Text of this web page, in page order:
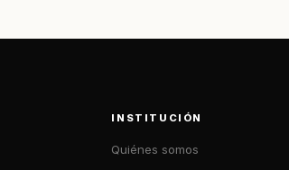
INSTITUCIÓN
Quiénes somos